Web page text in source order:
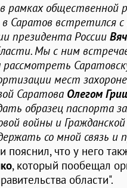
рамках общественной
в Саратов
президента России
Мы с ним
мест
Саратова Олегом
образец паспорта
войны и
со мной связь
пояснил, что у него
, который пообещал
области".